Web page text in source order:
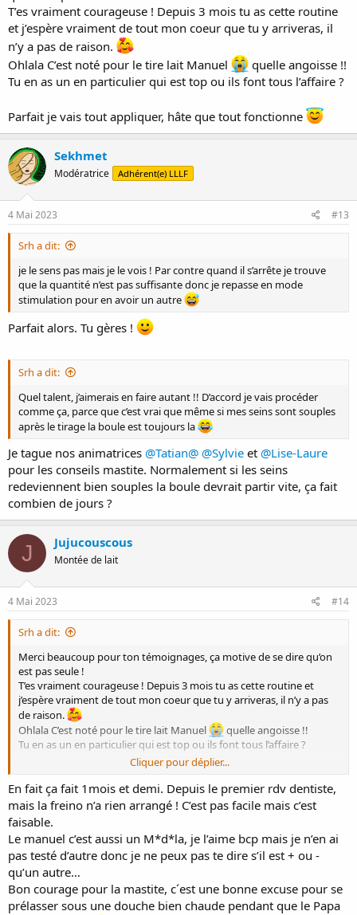
peux donner le dal en même temps.
Je produis entre 900 mL et 1L/jour.
Et au cas où, un tire lait manuel. Je me suis retrouvée un dimanche
soir en panne de tire lait et ça m'a mis la pression !!
J'ai eu une mastite également, la nuit je faisais en + des conseils
donnés des cataplasmes d'argile, en alternance avec des feuilles de
chou écrasées. C'est parti en deux trois jours.
Voilà un petit retour d'expérience.
Au plaisir d'échanger
T’es vraiment courageuse ! Depuis 3 mois tu as cette routine
et j’espère vraiment de tout mon coeur que tu y arriveras, il
n’y a pas de raison.
Ohlala C’est noté pour le tire lait Manuel
quelle angoisse !!
Tu en as un en particulier qui est top ou ils font tous l’affaire ?
Parfait je vais tout appliquer, hâte que tout fonctionne
Sekhmet
Modératrice Adhérent(e) LLLF
4 Mai 2023 #13
Srh a dit:
je le sens pas mais je le vois ! Par contre quand il s’arrête je trouve
que la quantité n’est pas suffisante donc je repasse en mode
stimulation pour en avoir un autre
Parfait alors. Tu gères !
Srh a dit:
Quel talent, j’aimerais en faire autant !! D’accord je vais procéder
comme ça, parce que c’est vrai que même si mes seins sont souples
après le tirage la boule est toujours la
Je tague nos animatrices @Tatian@ @Sylvie et @Lise-Laure
pour les conseils mastite. Normalement si les seins
redeviennent bien souples la boule devrait partir vite, ça fait
combien de jours ?
J Jujucouscous
Montée de lait
4 Mai 2023 #14
Srh a dit:
Merci beaucoup pour ton témoignages, ça motive de se dire qu’on
est pas seule !
T’es vraiment courageuse ! Depuis 3 mois tu as cette routine et
j’espère vraiment de tout mon coeur que tu y arriveras, il n’y a pas
de raison.
Ohlala C’est noté pour le tire lait Manuel
quelle angoisse !!
Tu en as un en particulier qui est top ou ils font tous l’affaire ?
Parfait je vais tout appliquer, hâte que tout fonctionne
Cliquer pour déplier...
En fait ça fait 1mois et demi. Depuis le premier rdv dentiste,
mais la freino n’a rien arrangé ! C’est pas facile mais c’est
faisable.
Le manuel c’est aussi un M*d*la, je l’aime bcp mais je n’en ai
pas testé d’autre donc je ne peux pas te dire s’il est + ou -
qu’un autre…
Bon courage pour la mastite, c´est une bonne excuse pour se
prélasser sous une douche bien chaude pendant que le Papa